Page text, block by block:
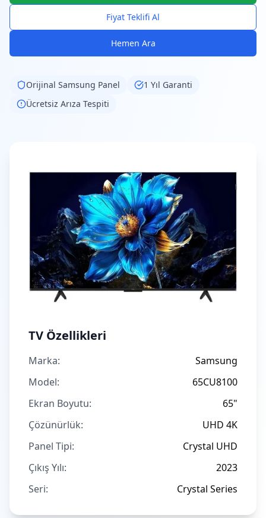
Fiyat Teklifi Al
Hemen Ara
Orijinal Samsung Panel
1 Yıl Garanti
Ücretsiz Arıza Tespiti
TV Özellikleri
Marka:
Samsung
Model:
65CU8100
Ekran Boyutu:
65"
Çözünürlük:
UHD 4K
Panel Tipi:
Crystal UHD
Çıkış Yılı:
2023
Seri:
Crystal Series